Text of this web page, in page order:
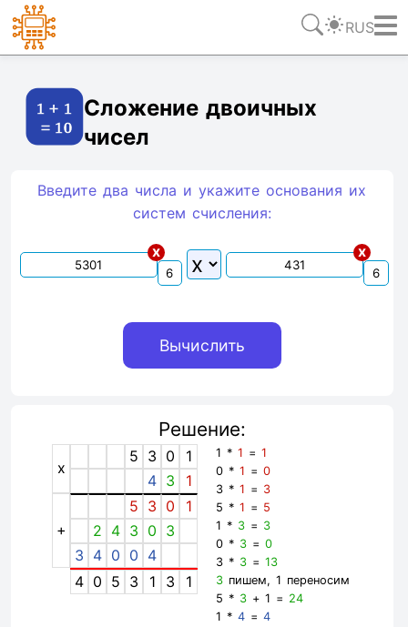
RUS
Сложение двоичных
чисел
Введите два числа и укажите основания их
систем счиcления:
x x
Решение:
x
5 3 0
1
4 3 1
+
5 3 0
1
2 4 3 0 3
3 4 0 0 4
4 0 5 3 1 3 1
1 *1 =1
0 *1 =0
3 *1 = 3
5 *1 = 5
1 * 3 = 3
0 * 3 =0
3 * 3 =13
3 пишем, 1 переносим
5 * 3 + 1 = 24
1 *4 =4